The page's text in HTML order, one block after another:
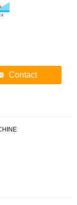
Contact